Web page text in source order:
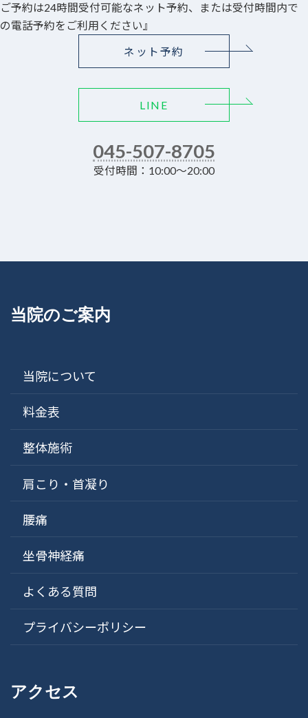
ご予約は24時間受付可能なネット予約、または受付時間内で
の電話予約をご利用ください』
ネット予約
LINE
045-507-8705
受付時間：10:00～20:00
当院のご案内
当院について
料金表
整体施術
肩こり・首凝り
腰痛
坐骨神経痛
よくある質問
プライバシーポリシー
アクセス